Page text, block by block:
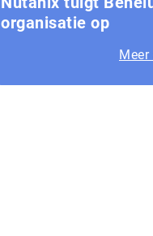
organisatie op